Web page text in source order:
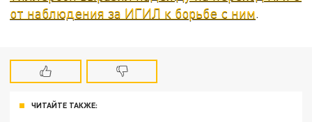
от наблюдения за ИГИЛ к борьбе с ним
ЧИТАЙТЕ ТАКЖЕ: